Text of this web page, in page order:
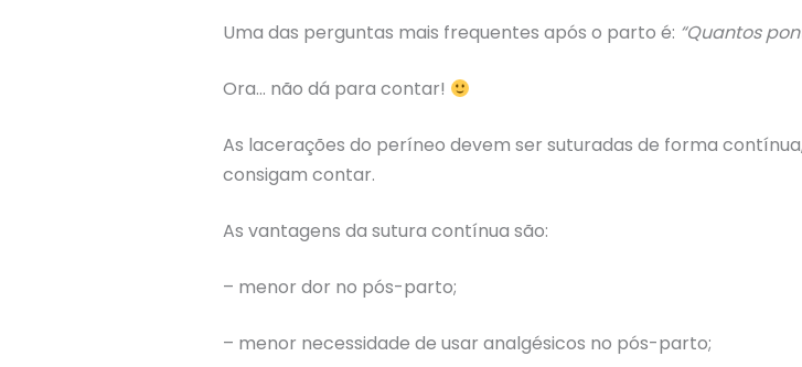
Uma das perguntas mais frequentes após o parto é: “Quantos
Ora… não dá para contar!
As lacerações do períneo devem ser suturadas de forma
consigam contar.
As vantagens da sutura contínua são:
– menor dor no pós-parto;
– menor necessidade de usar analgésicos no pós-parto;